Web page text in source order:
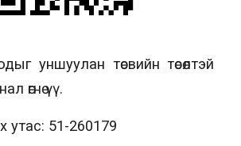
уншуулан төсвийн төсөлтэй
өгнө үү.
утас: 51-260179